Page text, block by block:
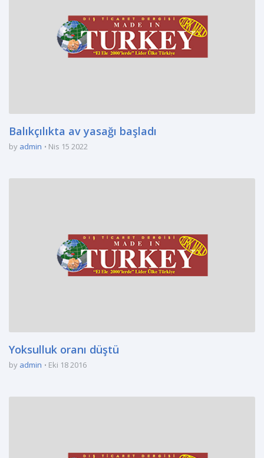
Balıkçılıkta av yasağı başladı
by admin Nis 15 2022
Yoksulluk oranı düştü
by admin Eki 18 2016